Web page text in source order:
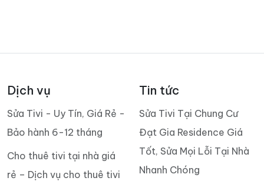
Dịch vụ
Sửa Tivi - Uy Tín, Giá Rẻ -
Bảo hành 6-12 tháng
Cho thuê tivi tại nhà giá
rẻ – Dịch vụ cho thuê tivi
Tin tức
Sửa Tivi Tại Chung Cư
Đạt Gia Residence Giá
Tốt, Sửa Mọi Lỗi Tại Nhà
Nhanh Chóng